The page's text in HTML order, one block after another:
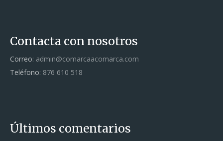
Contacta con nosotros
Correo: admin@comarcaacomarca.com
Teléfono: 876 610 518
Últimos comentarios